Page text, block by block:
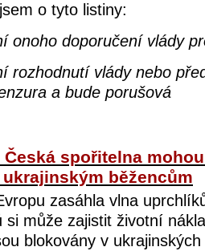
o tyto listiny:
onoho doporučení vlády
rozhodnutí vlády nebo
a bude porušová
Česká spořitelna
běžencům
zasáhla vlna
si může zajistit životní
blokovány v